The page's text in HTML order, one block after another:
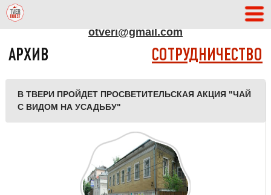
otveri@gmail.com
АРХИВ СОТРУДНИЧЕСТВО
В ТВЕРИ ПРОЙДЕТ ПРОСВЕТИТЕЛЬСКАЯ АКЦИЯ "ЧАЙ
С ВИДОМ НА УСАДЬБУ"